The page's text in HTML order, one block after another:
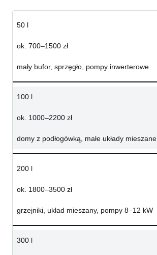
50 l
ok. 700–1500 zł
mały bufor, sprzęgło, pompy inwerterowe
100 l
ok. 1000–2200 zł
domy z podłogówką, małe układy mieszane
200 l
ok. 1800–3500 zł
grzejniki, układ mieszany, pompy 8–12 kW
300 l